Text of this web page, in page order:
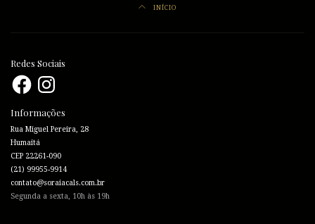
INÍCIO
Redes Sociais
FacebookInstagram
Informações
Rua Miguel Pereira, 28
Humaitá
CEP 22261-090
(21) 99955-9914
contato@soraiacals.com.br
Segunda a sexta, 10h às 19h